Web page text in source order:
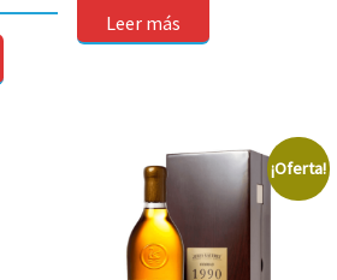
Leer más
¡Oferta!